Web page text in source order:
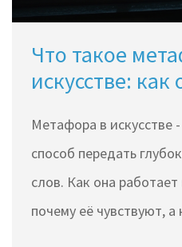
Что такое
искусстве: как
Метафора в искусстве
способ передать
слов. Как она
почему её чувствуют,